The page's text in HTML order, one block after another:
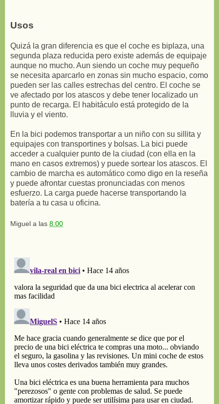
Usos
Quizá la gran diferencia es que el coche es biplaza, una
segunda plaza reducida pero existe además de equipaje
aunque no mucho. Aun siendo un coche muy pequeño
se necesita aparcarlo en zonas sin mucho espacio, como
pueden ser las calles estrechas del centro. El coche se
ve afectado por los atascos y debe tener localizado un
punto de recarga. El habitáculo está protegido de la
lluvia y el viento.
En la bici podemos transportar a un niño con su sillita y
equipajes con transportines y bolsas. La bici puede
acceder a cualquier punto de la ciudad (con ella en la
mano en casos extremos) y puede sortear los atascos. El
cambio de marcha es automático como digo en la reseña
y puede afrontar cuestas pronunciadas con menos
esfuerzo. La carga puede hacerse transportando la
batería a tu casa u oficina.
Miguel a las 8:00